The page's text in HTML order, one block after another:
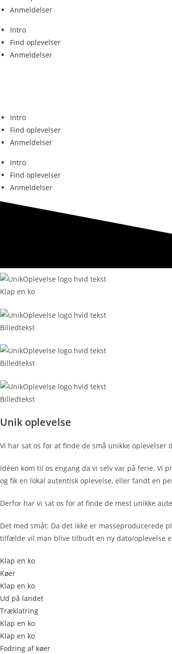
Anmeldelser
Intro
Find oplevelser
Anmeldelser
Intro
Find oplevelser
Anmeldelser
Intro
Find oplevelser
Anmeldelser
Klap en ko
Billedtekst
Billedtekst
Billedtekst
Unik oplevelse
Vi har sat os for at finde de små unikke
Idéen kom til os engang da vi selv var på ferie. Vi
og fik en lokal autentisk oplevelse, eller fandt en
Derfor har vi sat os for at finde de mest unikke
Det med småt: Da det ikke er masseproducerede
tilfælde vil man blive tilbudt en ny dato/oplevelse
Klap en ko
Køer
Klap en ko
Ud på landet
Træklatring
Klap en ko
Klap en ko
Fodring af køer